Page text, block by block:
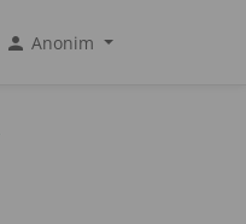
person Anonim